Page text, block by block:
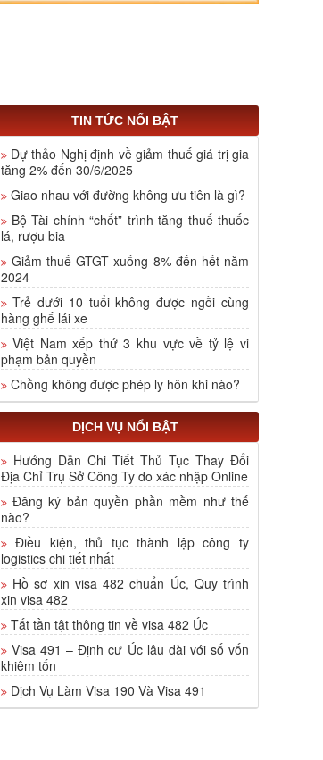
TIN TỨC NỔI BẬT
Dự thảo Nghị định về giảm thuế giá trị gia
tăng 2% đến 30/6/2025
Giao nhau với đường không ưu tiên là gì?
Bộ Tài chính “chốt” trình tăng thuế thuốc
lá, rượu bia
Giảm thuế GTGT xuống 8% đến hết năm
2024
Trẻ dưới 10 tuổi không được ngồi cùng
hàng ghế lái xe
Việt Nam xếp thứ 3 khu vực về tỷ lệ vi
phạm bản quyền
Chồng không được phép ly hôn khi nào?
DỊCH VỤ NỔI BẬT
Hướng Dẫn Chi Tiết Thủ Tục Thay Đổi
Địa Chỉ Trụ Sở Công Ty do xác nhập Online
Đăng ký bản quyền phần mềm như thế
nào?
Điều kiện, thủ tục thành lập công ty
logistics chi tiết nhất
Hồ sơ xin visa 482 chuẩn Úc, Quy trình
xin visa 482
Tất tần tật thông tin về visa 482 Úc
Visa 491 – Định cư Úc lâu dài với số vốn
khiêm tốn
Dịch Vụ Làm Visa 190 Và Visa 491